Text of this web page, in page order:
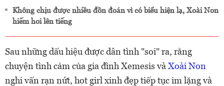
Không chịu được nhiều đồn đoán vì có biểu hiện lạ, Xoài Non
hiếm hoi lên tiếng
Sau những dấu hiệu được dân tình "soi" ra, rằng
chuyện tình cảm của gia đình Xemesis và Xoài Non
nghi vấn rạn nứt, hot girl xinh đẹp tiếp tục im lặng và